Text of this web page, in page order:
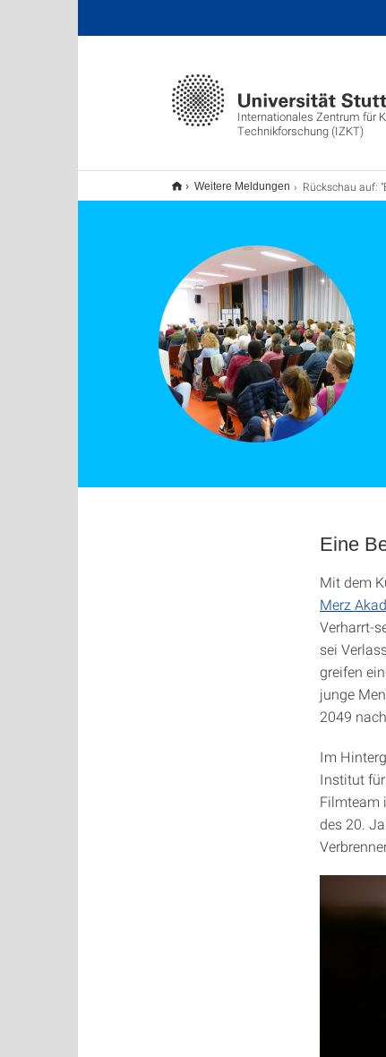
Internationales Zentrum für
Technikforschung (IZKT)
Weitere Meldungen Rückschau auf: "Blick nach
Eine
Mit dem
Merz
Verharrt-
sei
greifen
junge
2049
Im
Institut
Filmteam
des 20.